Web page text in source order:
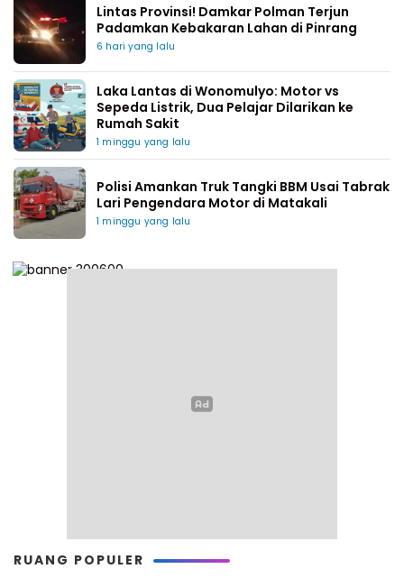
Lintas Provinsi! Damkar Polman Terjun
Padamkan Kebakaran Lahan di Pinrang
6 hari yang lalu
Laka Lantas di Wonomulyo: Motor vs
Sepeda Listrik, Dua Pelajar Dilarikan ke
Rumah Sakit
1 minggu yang lalu
Polisi Amankan Truk Tangki BBM Usai Tabrak
Lari Pengendara Motor di Matakali
1 minggu yang lalu
RUANG POPULER